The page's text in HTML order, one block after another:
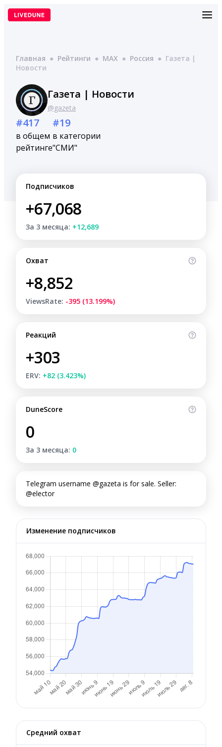
Перейти
Главная ● Рейтинги ● MAX ● Россия ● Газета |
Новости
Газета | Новости
@gazeta
#417
в общем
рейтинге
#19
в категории
"СМИ"
Подписчиков
+67,068
За 3 месяца: +12,689
Охват
+8,852
ViewsRate: -395 (13.199%)
Реакций
+303
ERV: +82 (3.423%)
DuneScore
0
За 3 месяца: 0
Telegram username @gazeta is for sale. Seller:
@elector
Изменение подписчиков
Средний охват